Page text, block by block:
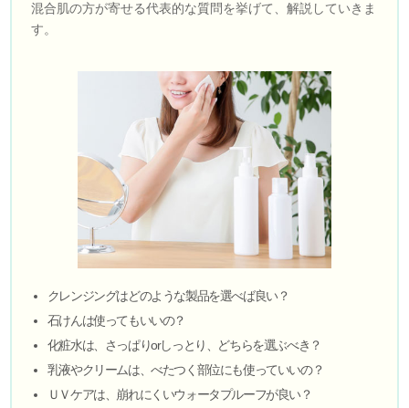
混合肌の方が寄せる代表的な質問を挙げて、解説していきま
す。
クレンジングはどのような製品を選べば良い？
石けんは使ってもいいの？
化粧水は、さっぱりorしっとり、どちらを選ぶべき？
乳液やクリームは、べたつく部位にも使っていいの？
ＵＶケアは、崩れにくいウォータプルーフが良い？